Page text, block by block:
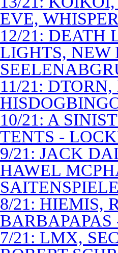
EVE,
12/21: DEATH
LIGHTS, NEW
11/21:
10/21: A
TENTS -
9/21: JACK
HAWEL
8/21: HIEMIS,
7/21: LMX,